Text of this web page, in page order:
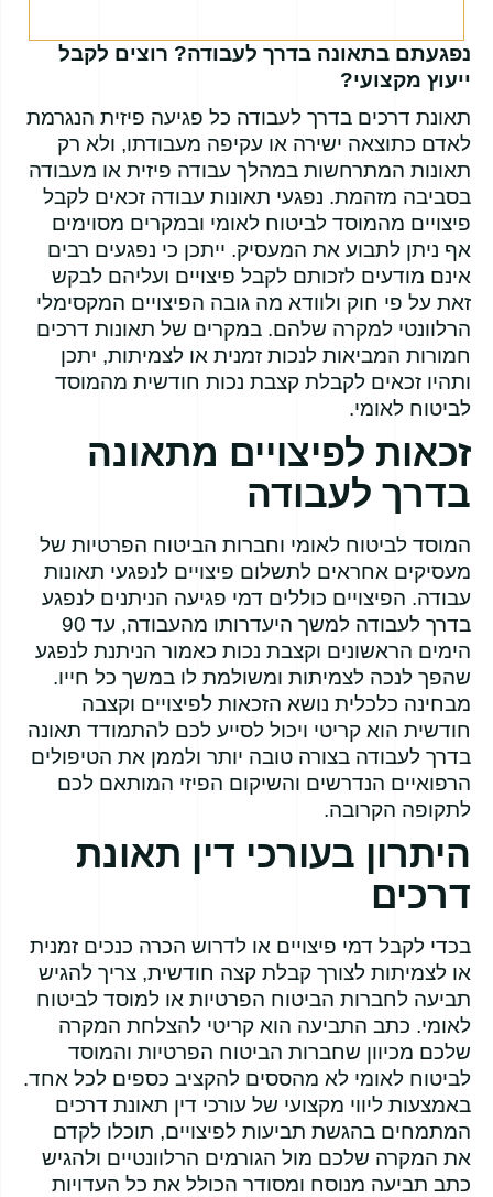
נפגעתם בתאונה בדרך לעבודה? רוצים לקבל
ייעוץ מקצועי?
תאונת דרכים בדרך לעבודה כל פגיעה פיזית הנגרמת
לאדם כתוצאה ישירה או עקיפה מעבודתו, ולא רק
תאונות המתרחשות במהלך עבודה פיזית או מעבודה
בסביבה מזהמת. נפגעי תאונות עבודה זכאים לקבל
פיצויים מהמוסד לביטוח לאומי ובמקרים מסוימים
אף ניתן לתבוע את המעסיק. ייתכן כי נפגעים רבים
אינם מודעים לזכותם לקבל פיצויים ועליהם לבקש
זאת על פי חוק ולוודא מה גובה הפיצויים המקסימלי
הרלוונטי למקרה שלהם. במקרים של תאונות דרכים
חמורות המביאות לנכות זמנית או לצמיתות, יתכן
ותהיו זכאים לקבלת קצבת נכות חודשית מהמוסד
לביטוח לאומי.
זכאות לפיצויים מתאונה
בדרך לעבודה
המוסד לביטוח לאומי וחברות הביטוח הפרטיות של
מעסיקים אחראים לתשלום פיצויים לנפגעי תאונות
עבודה. הפיצויים כוללים דמי פגיעה הניתנים לנפגע
בדרך לעבודה למשך היעדרותו מהעבודה, עד 90
הימים הראשונים וקצבת נכות כאמור הניתנת לנפגע
שהפך לנכה לצמיתות ומשולמת לו במשך כל חייו.
מבחינה כלכלית נושא הזכאות לפיצויים וקצבה
חודשית הוא קריטי ויכול לסייע לכם להתמודד תאונה
בדרך לעבודה בצורה טובה יותר ולממן את הטיפולים
הרפואיים הנדרשים והשיקום הפיזי המותאם לכם
לתקופה הקרובה.
היתרון בעורכי דין תאונת
דרכים
בכדי לקבל דמי פיצויים או לדרוש הכרה כנכים זמנית
או לצמיתות לצורך קבלת קצה חודשית, צריך להגיש
תביעה לחברות הביטוח הפרטיות או למוסד לביטוח
לאומי. כתב התביעה הוא קריטי להצלחת המקרה
שלכם מכיוון שחברות הביטוח הפרטיות והמוסד
לביטוח לאומי לא מהססים להקציב כספים לכל אחד.
באמצעות ליווי מקצועי של עורכי דין תאונת דרכים
המתמחים בהגשת תביעות לפיצויים, תוכלו לקדם
את המקרה שלכם מול הגורמים הרלוונטיים ולהגיש
כתב תביעה מנוסח ומסודר הכולל את כל העדויות